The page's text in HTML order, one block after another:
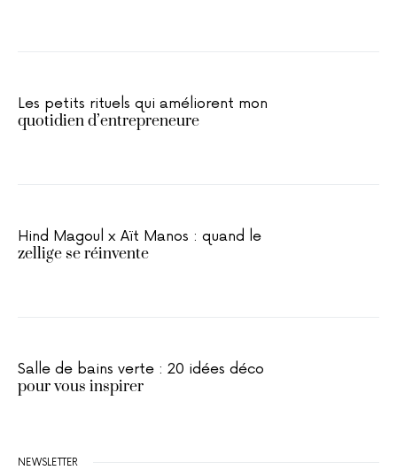
Les petits rituels qui améliorent mon
quotidien d’entrepreneure
Hind Magoul x Aït Manos : quand le
zellige se réinvente
Salle de bains verte : 20 idées déco
pour vous inspirer
NEWSLETTER